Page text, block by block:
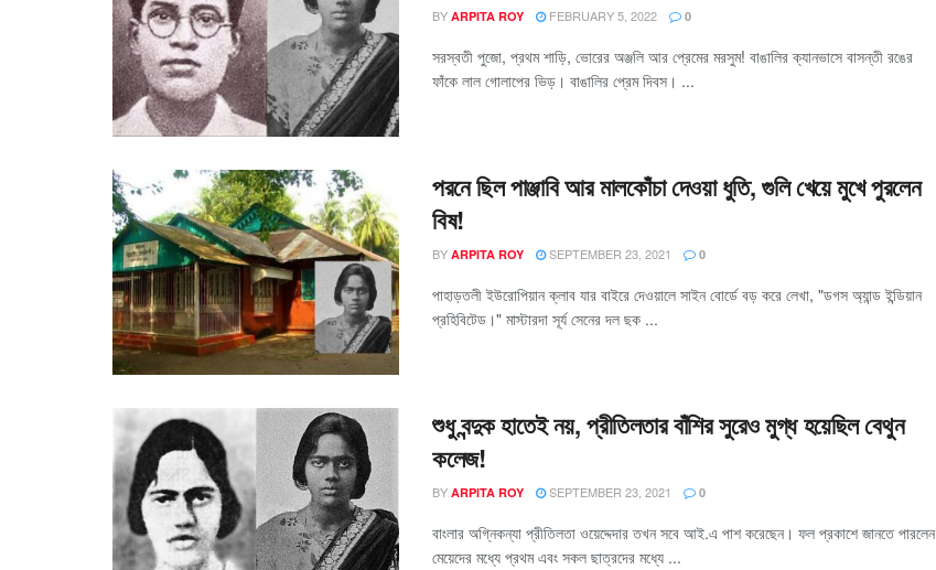
BY ARPITA ROY FEBRUARY 5, 2022 0
সরস্বতী পুজো, প্রথম শাড়ি, ভোরের অঞ্জলি আর প্রেমের মরসুম! বাঙালির ক্যানভাসে বাসন্তী রঙের
ফাঁকে লাল গোলাপের ভিড়। বাঙালির প্রেম দিবস। ...
পরনে ছিল পাঞ্জাবি আর মালকোঁচা দেওয়া ধুতি, গুলি খেয়ে মুখে পুরলেন
বিষ!
BY ARPITA ROY SEPTEMBER 23, 2021 0
পাহাড়তলী ইউরোপিয়ান ক্লাব যার বাইরে দেওয়ালে সাইন বোর্ডে বড় করে লেখা, "ডগস অ্যান্ড ইন্ডিয়ান
প্রহিবিটেড।" মাস্টারদা সূর্য সেনের দল ছক ...
শুধু বন্দুক হাতেই নয়, প্রীতিলতার বাঁশির সুরেও মুগ্ধ হয়েছিল বেথুন
কলেজ!
BY ARPITA ROY SEPTEMBER 23, 2021 0
বাংলার অগ্নিকন্যা প্রীতিলতা ওয়েদ্দেদার তখন সবে আই.এ পাশ করেছেন। ফল প্রকাশে জানতে পারলেন
মেয়েদের মধ্যে প্রথম এবং সকল ছাত্রদের মধ্যে ...